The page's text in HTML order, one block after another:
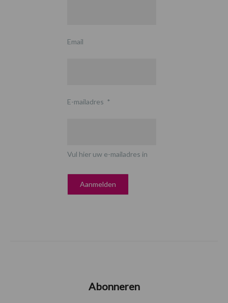
Email
E-mailadres *
Vul hier uw e-mailadres in
Abonneren